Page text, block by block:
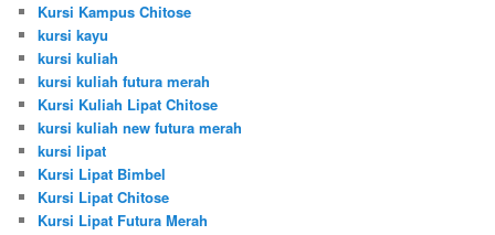
Kursi Kampus Chitose
kursi kayu
kursi kuliah
kursi kuliah futura merah
Kursi Kuliah Lipat Chitose
kursi kuliah new futura merah
kursi lipat
Kursi Lipat Bimbel
Kursi Lipat Chitose
Kursi Lipat Futura Merah